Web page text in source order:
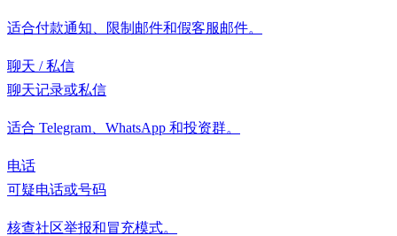
适合付款通知、限制邮件和假客服邮件。
聊天 / 私信
聊天记录或私信
适合 Telegram、WhatsApp 和投资群。
电话
可疑电话或号码
核查社区举报和冒充模式。